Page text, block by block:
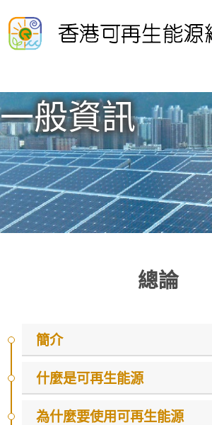
一般資訊
總論
簡介
什麼是可再生能源
為什麼要使用可再生能源